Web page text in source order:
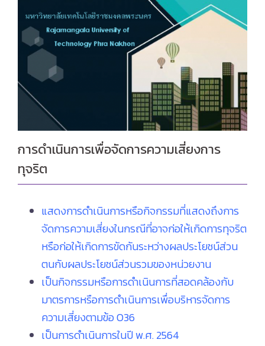
การดำเนินการเพื่อจัดการความเสี่ยงการ
ทุจริต
แสดงการดำเนินการหรือกิจกรรมที่แสดงถึงการ
จัดการความเสี่ยงในกรณีที่อาจก่อให้เกิดการทุจริต
หรือก่อให้เกิดการขัดกันระหว่างผลประโยชน์ส่วน
ตนกับผลประโยชน์ส่วนรวมของหน่วยงาน
เป็นกิจกรรมหรือการดำเนินการที่สอดคล้องกับ
มาตรการหรือการดำเนินการเพื่อบริหารจัดการ
ความเสี่ยงตามข้อ O36
เป็นการดำเนินการในปี พ.ศ. 2564